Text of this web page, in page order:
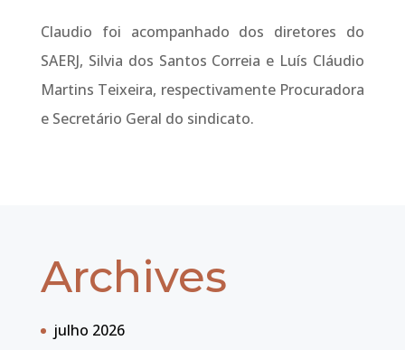
Claudio foi acompanhado dos diretores do
SAERJ, Silvia dos Santos Correia e Luís Cláudio
Martins Teixeira, respectivamente Procuradora
e Secretário Geral do sindicato.
Archives
julho 2026